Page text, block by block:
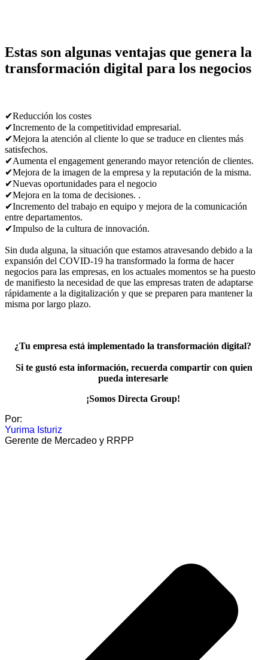
Estas son algunas ventajas que genera la
transformación digital para los negocios
✔Reducción los costes ⁣
✔Incremento de la competitividad empresarial.⁣
✔Mejora la atención al cliente lo que se traduce en clientes más
satisfechos. ⁣
✔Aumenta el engagement generando mayor retención de clientes.⁣
✔Mejora de la imagen de la empresa y la reputación de la misma.⁣
✔Nuevas oportunidades para el negocio⁣
✔Mejora en la toma de decisiones. .⁣
✔Incremento del trabajo en equipo y mejora de la comunicación
entre departamentos. ⁣
✔Impulso de la cultura de innovación. ⁣
Sin duda alguna, la situación que estamos atravesando debido a la
expansión del COVID-19 ha transformado la forma de hacer
negocios para las empresas, en los actuales momentos se ha puesto
de manifiesto la necesidad de que las empresas traten de adaptarse
rápidamente a la digitalización y que se preparen para mantener la
misma por largo plazo. ⁣
¿Tu empresa está implementado la transformación digital? ⁣
Si te gustó esta información, recuerda compartir con quien
pueda interesarle ⁣
¡Somos Directa Group! ⁣
Por:
Yurima Isturiz
Gerente de Mercadeo y RRPP